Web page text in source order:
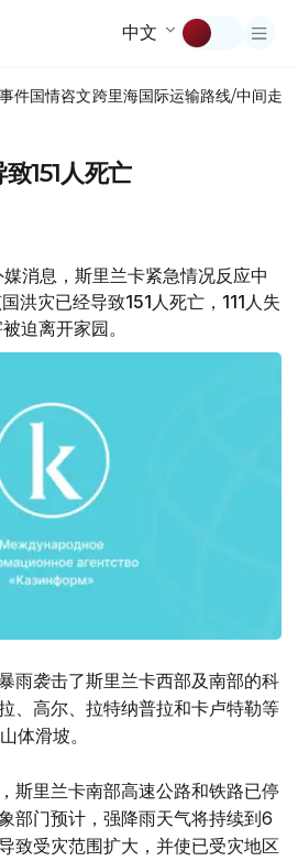
中文
事件国情咨文跨里海国际运输路线/中间走廊
151人死亡
消息，斯里兰卡紧急情况反应中
洪灾已经导致151人死亡，111人失
迫离开家园。
雨袭击了斯里兰卡西部及南部的科
、高尔、拉特纳普拉和卡卢特勒等
体滑坡。
斯里兰卡南部高速公路和铁路已停
部门预计，强降雨天气将持续到6
致受灾范围扩大，并使已受灾地区